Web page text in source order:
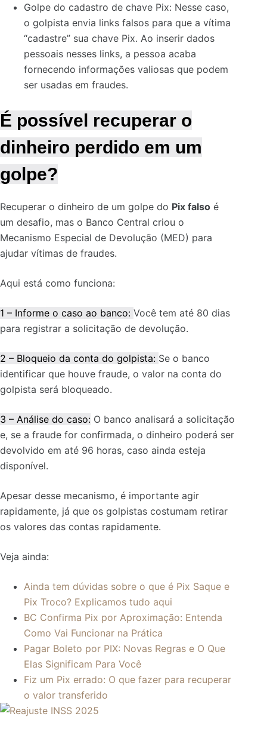
Golpe do cadastro de chave Pix: Nesse caso,
o golpista envia links falsos para que a vítima
“cadastre” sua chave Pix. Ao inserir dados
pessoais nesses links, a pessoa acaba
fornecendo informações valiosas que podem
ser usadas em fraudes.
É possível recuperar o
dinheiro perdido em um
golpe?
Recuperar o dinheiro de um golpe do Pix falso é
um desafio, mas o Banco Central criou o
Mecanismo Especial de Devolução (MED) para
ajudar vítimas de fraudes.
Aqui está como funciona:
1 – Informe o caso ao banco: Você tem até 80 dias
para registrar a solicitação de devolução.
2 – Bloqueio da conta do golpista: Se o banco
identificar que houve fraude, o valor na conta do
golpista será bloqueado.
3 – Análise do caso: O banco analisará a solicitação
e, se a fraude for confirmada, o dinheiro poderá ser
devolvido em até 96 horas, caso ainda esteja
disponível.
Apesar desse mecanismo, é importante agir
rapidamente, já que os golpistas costumam retirar
os valores das contas rapidamente.
Veja ainda:
Ainda tem dúvidas sobre o que é Pix Saque e
Pix Troco? Explicamos tudo aqui
BC Confirma Pix por Aproximação: Entenda
Como Vai Funcionar na Prática
Pagar Boleto por PIX: Novas Regras e O Que
Elas Significam Para Você
Fiz um Pix errado: O que fazer para recuperar
o valor transferido